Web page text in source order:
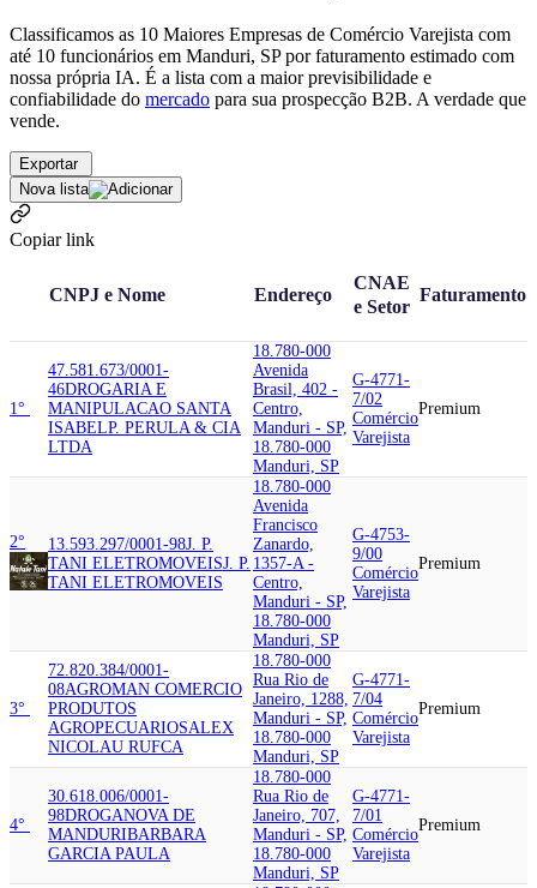
Classificamos as 10 Maiores Empresas de Comércio Varejista com
até 10 funcionários em Manduri, SP por faturamento estimado com
nossa própria IA. É a lista com a maior previsibilidade e
confiabilidade do mercado para sua prospecção B2B. A verdade que
vende.
Exportar
Nova lista
Copiar link
CNPJ e Nome Endereço
CNAE
e Setor
Faturamento
1°
47.581.673/0001-
46DROGARIA E
MANIPULACAO SANTA
ISABELP. PERULA & CIA
LTDA
18.780-000
Avenida
Brasil, 402 -
Centro,
Manduri - SP,
18.780-000
Manduri, SP
G-4771-
7/02
Comércio
Varejista
Premium
2° 13.593.297/0001-98J. P.
TANI ELETROMOVEISJ. P.
TANI ELETROMOVEIS
18.780-000
Avenida
Francisco
Zanardo,
1357-A -
Centro,
Manduri - SP,
18.780-000
Manduri, SP
G-4753-
9/00
Comércio
Varejista
Premium
3°
72.820.384/0001-
08AGROMAN COMERCIO
PRODUTOS
AGROPECUARIOSALEX
NICOLAU RUFCA
18.780-000
Rua Rio de
Janeiro, 1288,
Manduri - SP,
18.780-000
Manduri, SP
G-4771-
7/04
Comércio
Varejista
Premium
4°
30.618.006/0001-
98DROGANOVA DE
MANDURIBARBARA
GARCIA PAULA
18.780-000
Rua Rio de
Janeiro, 707,
Manduri - SP,
18.780-000
Manduri, SP
G-4771-
7/01
Comércio
Varejista
Premium